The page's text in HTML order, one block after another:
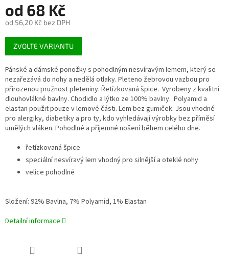
od 68 Kč
od 56,20 Kč bez DPH
Měrná
cena:
ZVOLTE VARIANTU
Pánské a dámské ponožky s pohodlným nesvíravým lemem, který se
nezařezává do nohy a nedělá otlaky. Pleteno žebrovou vazbou pro
přirozenou pružnost pleteniny. Řetízkovaná špice. Vyrobeny z kvalitní
dlouhovlákné bavlny. Chodidlo a lýtko ze 100% bavlny. Polyamid a
elastan použit pouze v lemové části. Lem bez gumiček. Jsou vhodné
pro alergiky, diabetiky a pro ty, kdo vyhledávají výrobky bez příměsí
umělých vláken. Pohodlné a příjemné nošení během celého dne.
řetízkovaná špice
speciální nesvíravý lem vhodný pro silnější a oteklé nohy
velice pohodlné
Složení: 92% Bavlna, 7% Polyamid, 1% Elastan
Detailní informace